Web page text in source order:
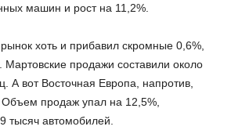
машин и рост на 11,2%.
хоть и прибавил скромные 0,6%,
Мартовские продажи составили около
А вот Восточная Европа, напротив,
продаж упал на 12,5%,
тысяч автомобилей.